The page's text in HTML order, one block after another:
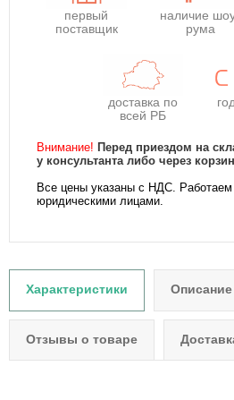
первый
поставщик
наличие
рума
доставка по
всей РБ
Внимание! Перед приездом на
у консультанта либо через
Все цены указаны с НДС.
юридическими лицами.
Характеристики Описание
Отзывы о товаре